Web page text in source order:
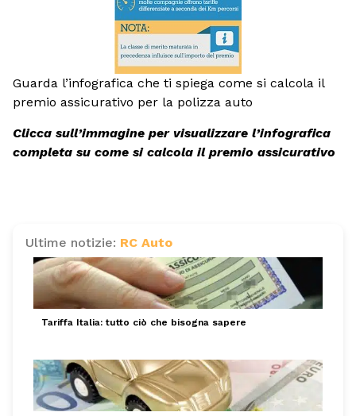
Guarda l’infografica che ti spiega come si calcola il
premio assicurativo per la polizza auto
Clicca sull’immagine per visualizzare l’infografica
completa su come si calcola il premio assicurativo
Ultime notizie: RC Auto
Tariffa Italia: tutto ciò che bisogna sapere